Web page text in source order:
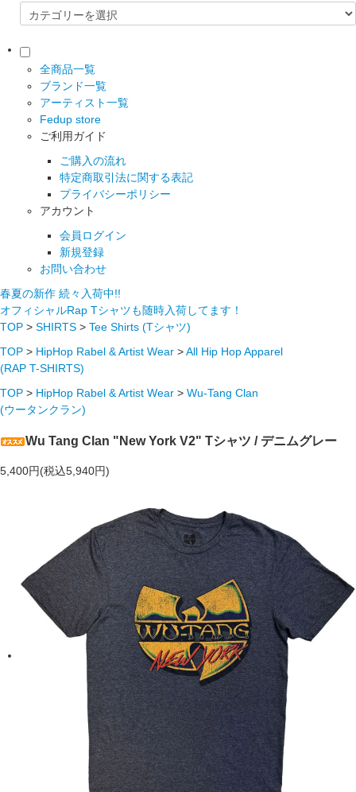
全商品一覧
ブランド一覧
アーティスト一覧
Fedup store
ご利用ガイド
ご購入の流れ
特定商取引法に関する表記
プライバシーポリシー
アカウント
会員ログイン
新規登録
お問い合わせ
春夏の新作 続々入荷中!!
オフィシャルRap Tシャツも随時入荷してます！
TOP > SHIRTS > Tee Shirts (Tシャツ)
TOP > HipHop Rabel & Artist Wear >All Hip Hop Apparel
(RAP T-SHIRTS)
TOP > HipHop Rabel & Artist Wear > Wu-Tang Clan
(ウータンクラン)
Wu Tang Clan "New York V2" Tシャツ / デニムグレー
5,400円(税込5,940円)